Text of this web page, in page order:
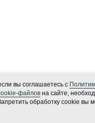
интерьер для IT-пары
вы соглашаетесь с
файлов на сайте,
обработку cookie вы